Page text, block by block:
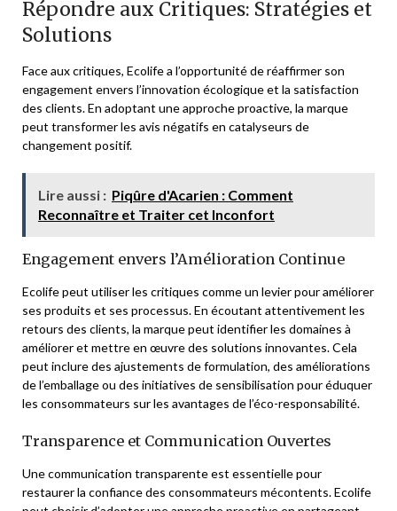
Répondre aux Critiques: Stratégies et
Solutions
Face aux critiques, Ecolife a l’opportunité de réaffirmer son
engagement envers l’innovation écologique et la satisfaction
des clients. En adoptant une approche proactive, la marque
peut transformer les avis négatifs en catalyseurs de
changement positif.
Lire aussi : Piqûre d'Acarien : Comment
Reconnaître et Traiter cet Inconfort
Engagement envers l’Amélioration Continue
Ecolife peut utiliser les critiques comme un levier pour améliorer
ses produits et ses processus. En écoutant attentivement les
retours des clients, la marque peut identifier les domaines à
améliorer et mettre en œuvre des solutions innovantes. Cela
peut inclure des ajustements de formulation, des améliorations
de l’emballage ou des initiatives de sensibilisation pour éduquer
les consommateurs sur les avantages de l’éco-responsabilité.
Transparence et Communication Ouvertes
Une communication transparente est essentielle pour
restaurer la confiance des consommateurs mécontents. Ecolife